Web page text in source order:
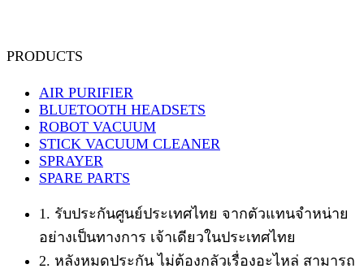
PRODUCTS
AIR PURIFIER
BLUETOOTH HEADSETS
ROBOT VACUUM
STICK VACUUM CLEANER
SPRAYER
SPARE PARTS
1. รับประกันศูนย์ประเทศไทย จากตัวแทนจำหน่าย
อย่างเป็นทางการ เจ้าเดียวในประเทศไทย
2. หลังหมดประกัน ไม่ต้องกลัวเรื่องอะไหล่ สามารถ